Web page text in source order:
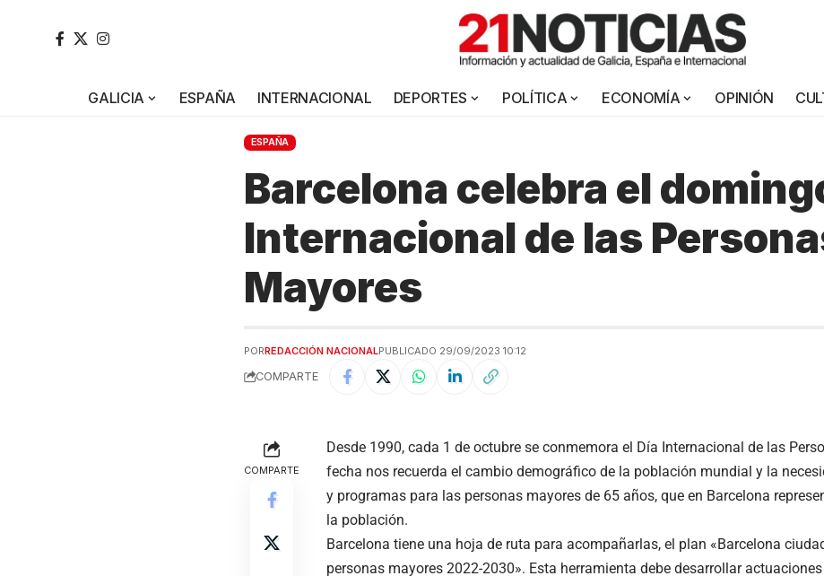
GALICIA ESPAÑA INTERNACIONAL DEPORTES POLÍTICA ECONOMÍA OPINIÓN
ESPAÑA
Barcelona celebra el
Internacional de las
Mayores
PORREDACCIÓN NACIONALPUBLICADO 29/09/2023 10:12
COMPARTE
COMPARTE
Desde 1990, cada 1 de octubre se conmemora el Día Internacional de las
fecha nos recuerda el cambio demográfico de la población mundial y la
y programas para las personas mayores de 65 años, que en Barcelona
la población.
Barcelona tiene una hoja de ruta para acompañarlas, el plan «Barcelona
personas mayores 2022-2030». Esta herramienta debe desarrollar